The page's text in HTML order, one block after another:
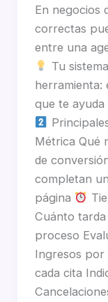
En negocios
correctas
entre una
Tu
herramienta:
que te
Métrica Qué
de
completan
página
Cuánto
proceso
Ingresos por
cada cita